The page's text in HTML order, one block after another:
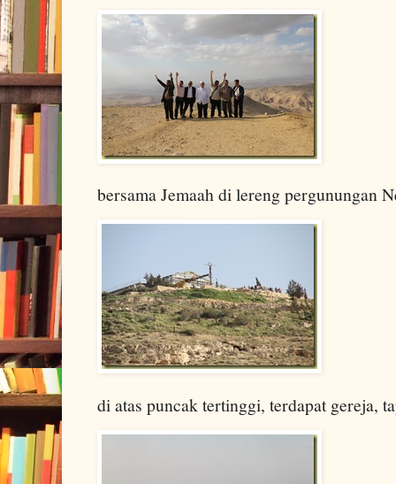
bersama Jemaah di lereng pergunungan
di atas puncak tertinggi, terdapat gereja,